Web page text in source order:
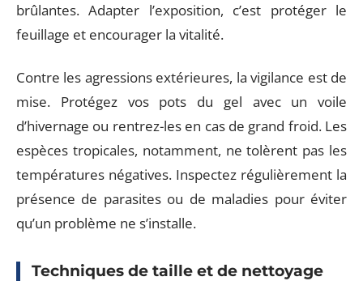
brûlantes. Adapter l’exposition, c’est protéger le
feuillage et encourager la vitalité.
Contre les agressions extérieures, la vigilance est de
mise. Protégez vos pots du gel avec un voile
d’hivernage ou rentrez-les en cas de grand froid. Les
espèces tropicales, notamment, ne tolèrent pas les
températures négatives. Inspectez régulièrement la
présence de parasites ou de maladies pour éviter
qu’un problème ne s’installe.
Techniques de taille et de nettoyage